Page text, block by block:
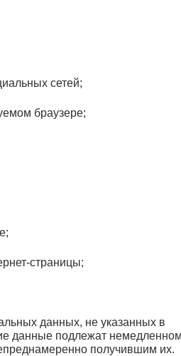
сетей;
браузере;
страницы;
данных, не указанных в
данные подлежат
получившим их.